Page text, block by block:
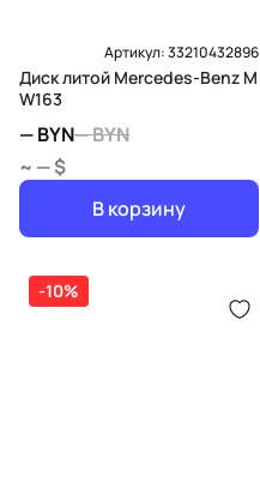
Артикул:33210432896
Диск литой Mercedes-Benz M
W163
—BYN—BYN
~ — $
В корзину
-10%